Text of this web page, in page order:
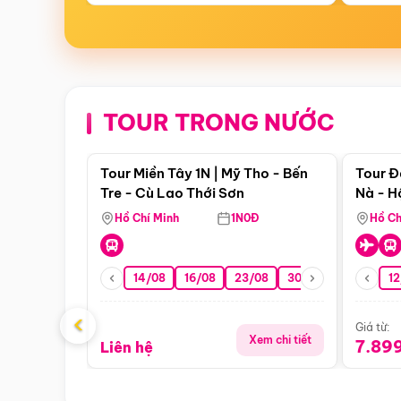
TOUR TRONG NƯỚC
Điểm nổi bật
Tour Miền Tây 1N | Mỹ Tho - Bến
Tre - Cù Lao Thới Sơn
Hồ Chí Minh 1N0Đ
14/08 16/08 23/08 30/08 06/09
Liên hệ Xem chi tiết
Tour
Nà -
Nha
Hồ
Giá từ:
‹